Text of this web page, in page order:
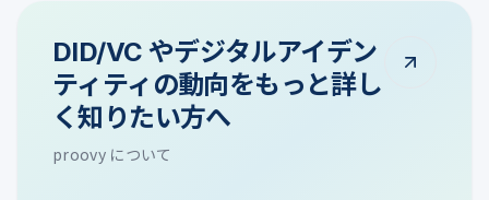
DID/VC やデジタルアイデン
ティティの動向をもっと詳し
く知りたい方へ
proovy について